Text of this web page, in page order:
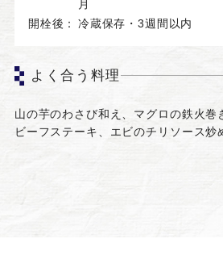
月
開栓後：
冷蔵保存・3週間以内
よく合う料理
山の芋のわさび和え、マグロの鉄火巻
ビーフステーキ、エビのチリソース炒